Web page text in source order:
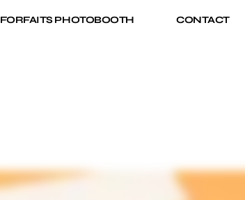
FORFAITS PHOTOBOOTH CONTACT